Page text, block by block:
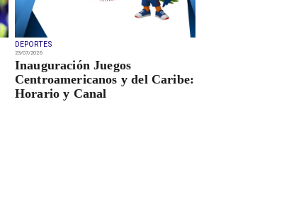
DEPORTES
23/07/2026
Inauguración Juegos
Centroamericanos y del Caribe:
Horario y Canal